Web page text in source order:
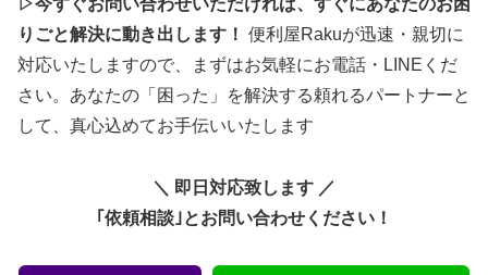
▷今すぐお問い合わせいただければ、すぐにあなたのお困
りごと解決に動き出します！ 便利屋Rakuが迅速・親切に
対応いたしますので、まずはお気軽にお電話・LINEくだ
さい。あなたの「困った」を解決する頼れるパートナーと
して、真心込めてお手伝いいたします
＼ 即日対応致します ／
｢依頼相談｣とお問い合わせください！